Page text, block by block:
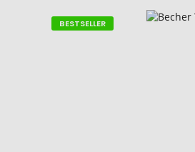
Naar
het
Naar
het
BESTSELLER